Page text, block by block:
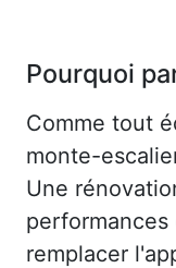
Pourquoi
Comme tout
monte-
Une
performances
remplacer